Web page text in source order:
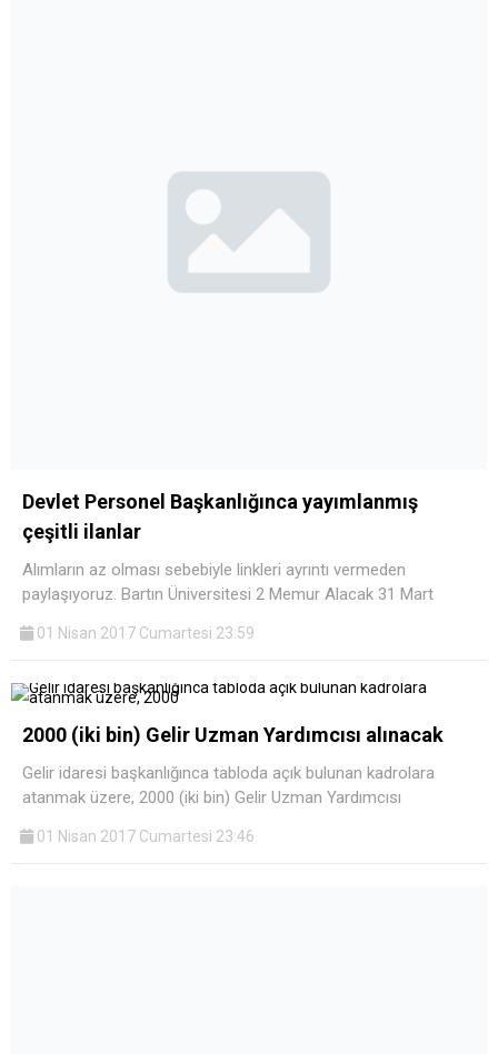
Devlet Personel Başkanlığınca yayımlanmış
çeşitli ilanlar
Alımların az olması sebebiyle linkleri ayrıntı vermeden
paylaşıyoruz. Bartın Üniversitesi 2 Memur Alacak 31 Mart
01 Nisan 2017 Cumartesi 23:59
2000 (iki bin) Gelir Uzman Yardımcısı alınacak
Gelir idaresi başkanlığınca tabloda açık bulunan kadrolara
atanmak üzere, 2000 (iki bin) Gelir Uzman Yardımcısı
01 Nisan 2017 Cumartesi 23:46